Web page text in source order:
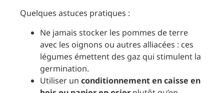
Quelques astuces pratiques :
Ne jamais stocker les pommes de terre
avec les oignons ou autres alliacées : ces
légumes émettent des gaz qui stimulent la
germination.
Utiliser un conditionnement en caisse en